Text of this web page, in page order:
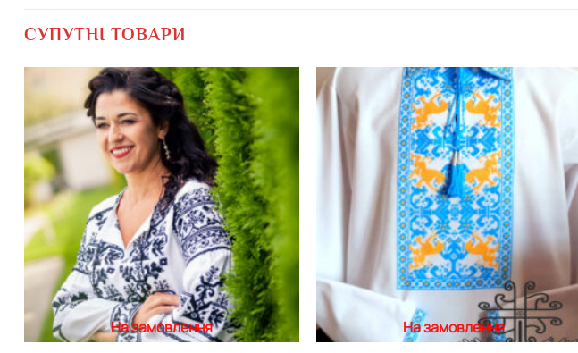
СУПУТНІ ТОВАРИ
Додати
виріб у
вибране
На замовлення
Додати
виріб у
На замовлення